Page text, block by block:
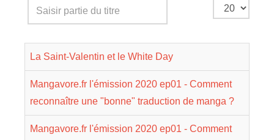
Saisir
partie
titre
Affichage
La Saint-Valentin et le White Day
Mangavore.fr l'émission 2020 ep01 - Comment
reconnaître une "bonne" traduction de manga ?
Mangavore.fr l'émission 2020 ep01 - Comment